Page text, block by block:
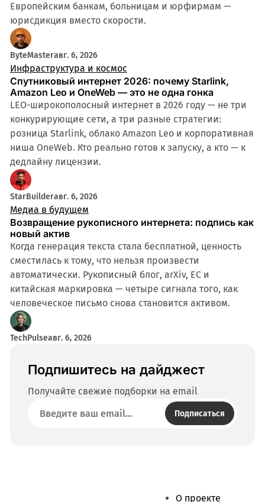
Европейским банкам, больницам и юрфирмам —
юрисдикция вместо скорости.
ByteMasterавг. 6, 2026
Инфраструктура и космос
Спутниковый интернет 2026: почему Starlink,
Amazon Leo и OneWeb — это не одна гонка
LEO-широкополосный интернет в 2026 году — не три
конкурирующие сети, а три разные стратегии:
розница Starlink, облако Amazon Leo и корпоративная
ниша OneWeb. Кто реально готов к запуску, а кто — к
дедлайну лицензии.
StarBuilderавг. 6, 2026
Медиа в будущем
Возвращение рукописного интернета: подпись как
новый актив
Когда генерация текста стала бесплатной, ценность
сместилась к тому, что нельзя произвести
автоматически. Рукописный блог, arXiv, ЕС и
китайская маркировка — четыре сигнала того, как
человеческое письмо снова становится активом.
TechPulseавг. 6, 2026
Подпишитесь на дайджест
Получайте свежие подборки на email
Подписаться
О проекте